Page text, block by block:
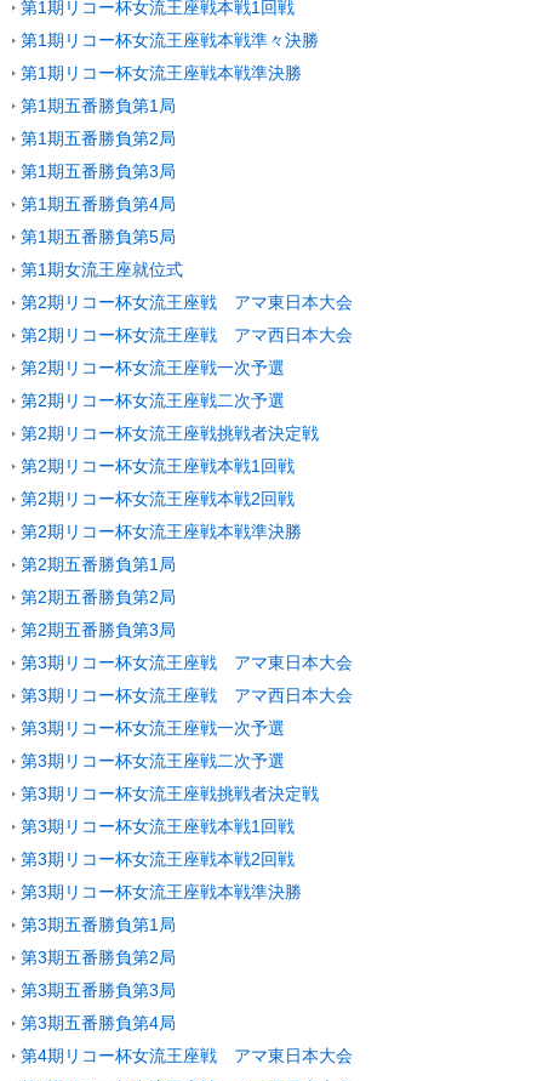
第1期リコー杯女流王座戦本戦1回戦
第1期リコー杯女流王座戦本戦準々決勝
第1期リコー杯女流王座戦本戦準決勝
第1期五番勝負第1局
第1期五番勝負第2局
第1期五番勝負第3局
第1期五番勝負第4局
第1期五番勝負第5局
第1期女流王座就位式
第2期リコー杯女流王座戦 アマ東日本大会
第2期リコー杯女流王座戦 アマ西日本大会
第2期リコー杯女流王座戦一次予選
第2期リコー杯女流王座戦二次予選
第2期リコー杯女流王座戦挑戦者決定戦
第2期リコー杯女流王座戦本戦1回戦
第2期リコー杯女流王座戦本戦2回戦
第2期リコー杯女流王座戦本戦準決勝
第2期五番勝負第1局
第2期五番勝負第2局
第2期五番勝負第3局
第3期リコー杯女流王座戦 アマ東日本大会
第3期リコー杯女流王座戦 アマ西日本大会
第3期リコー杯女流王座戦一次予選
第3期リコー杯女流王座戦二次予選
第3期リコー杯女流王座戦挑戦者決定戦
第3期リコー杯女流王座戦本戦1回戦
第3期リコー杯女流王座戦本戦2回戦
第3期リコー杯女流王座戦本戦準決勝
第3期五番勝負第1局
第3期五番勝負第2局
第3期五番勝負第3局
第3期五番勝負第4局
第4期リコー杯女流王座戦 アマ東日本大会